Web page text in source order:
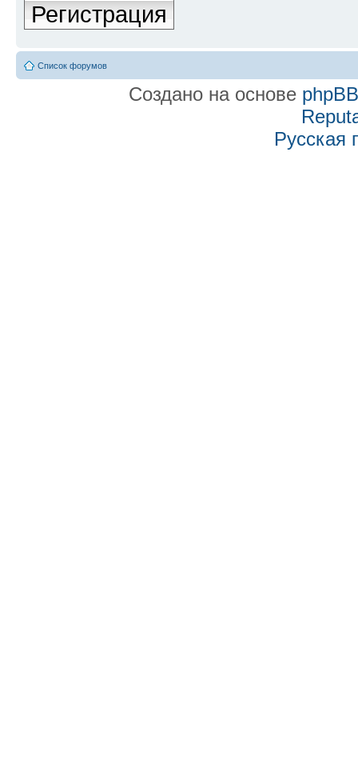
Регистрация
Список форумов
Создано на основе phpBB
Русская